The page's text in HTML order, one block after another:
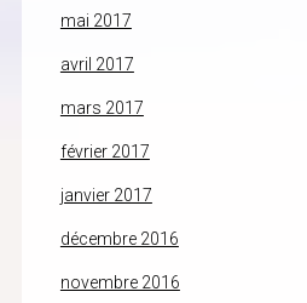
mai 2017
avril 2017
mars 2017
février 2017
janvier 2017
décembre 2016
novembre 2016